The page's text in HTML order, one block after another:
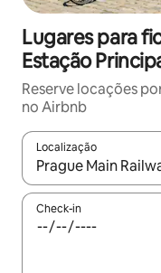
Lugares para
Estação
Reserve locações
no Airbnb
Localização
Quando os
Check-in